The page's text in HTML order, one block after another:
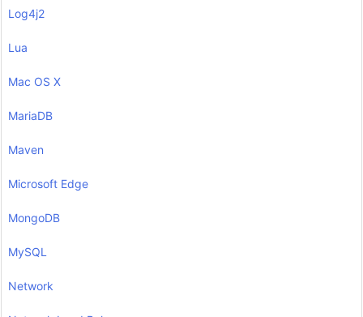
Log4j2
Lua
Mac OS X
MariaDB
Maven
Microsoft Edge
MongoDB
MySQL
Network